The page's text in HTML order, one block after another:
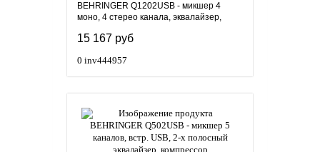
BEHRINGER Q1202USB - микшер 4
моно, 4 стерео канала, эквалайзер,
15 167 руб
0 inv444957